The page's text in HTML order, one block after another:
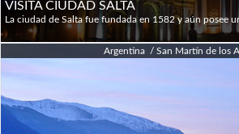
VISITA CIUDAD SALTA
Argentina / San Martín de los